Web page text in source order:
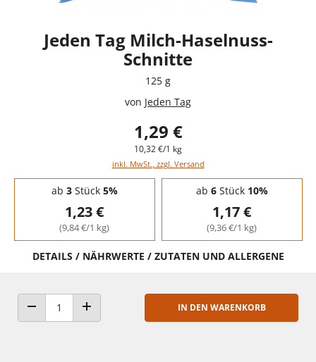
Jeden Tag Milch-Haselnuss-
Schnitte
125 g
von Jeden Tag
1,29 €
10,32 €/1 kg
inkl. MwSt., zzgl. Versand
Staffelpreise - Mengenrabatt
ab 3Stück 5%
1,23 €
(9,84 €/1 kg)
ab 6Stück 10%
1,17 €
(9,36 €/1 kg)
DETAILS / NÄHRWERTE / ZUTATEN UND ALLERGENE
ANZAHL VERRINGERNANZAHL ERHÖHEN
IN DEN WARENKORB